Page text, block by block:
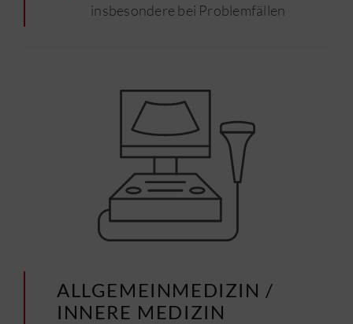
insbesondere bei Problemfällen
ALLGEMEINMEDIZIN /
INNERE MEDIZIN